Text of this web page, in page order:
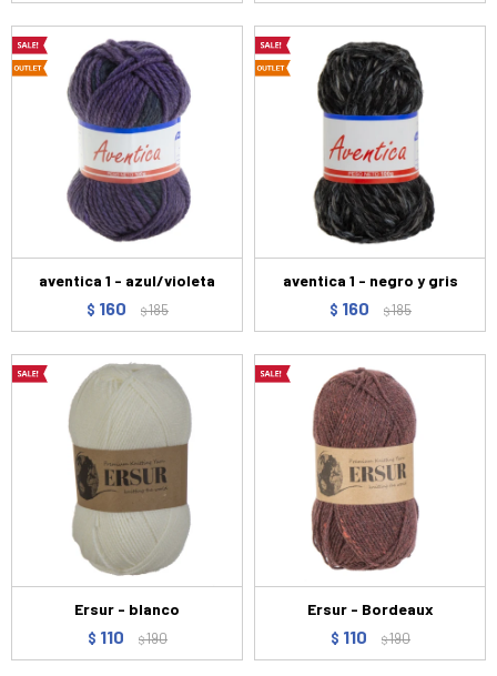
aventica 1 - azul/violeta
$ 160 $185
aventica 1 - negro y gris
$ 160 $185
Ersur - blanco
$ 110 $190
Ersur - Bordeaux
$ 110 $190